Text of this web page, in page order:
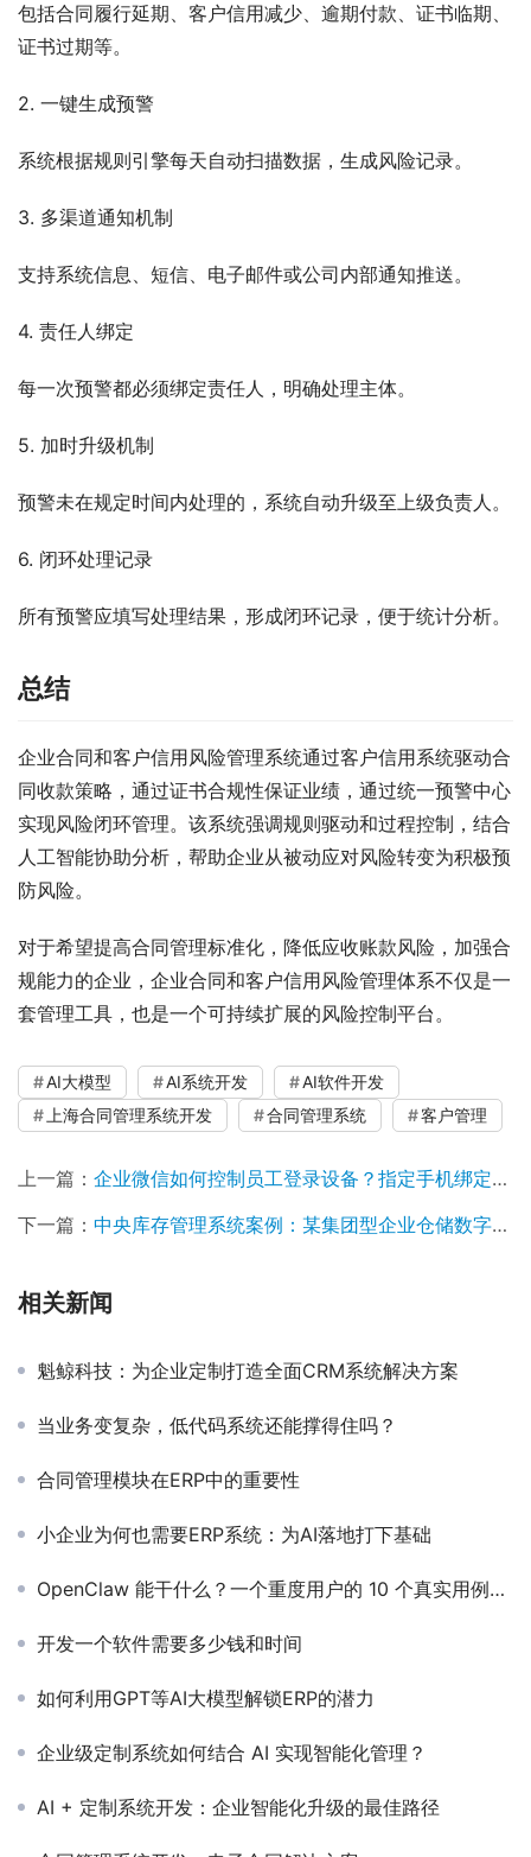
包括合同履行延期、客户信用减少、逾期付款、证书临期、
证书过期等。
2. 一键生成预警
系统根据规则引擎每天自动扫描数据，生成风险记录。
3. 多渠道通知机制
支持系统信息、短信、电子邮件或公司内部通知推送。
4. 责任人绑定
每一次预警都必须绑定责任人，明确处理主体。
5. 加时升级机制
预警未在规定时间内处理的，系统自动升级至上级负责人。
6. 闭环处理记录
所有预警应填写处理结果，形成闭环记录，便于统计分析。
总结
企业合同和客户信用风险管理系统通过客户信用系统驱动合
同收款策略，通过证书合规性保证业绩，通过统一预警中心
实现风险闭环管理。该系统强调规则驱动和过程控制，结合
人工智能协助分析，帮助企业从被动应对风险转变为积极预
防风险。
对于希望提高合同管理标准化，降低应收账款风险，加强合
规能力的企业，企业合同和客户信用风险管理体系不仅是一
套管理工具，也是一个可持续扩展的风险控制平台。
AI大模型 AI系统开发
AI软件开发
上海合同管理系统开发
合同管理系统 客户管理
上一篇： 企业微信如何控制员工登录设备？指定手机绑定方案
下一篇： 中央库存管理系统案例：某集团型企业仓储数字化升级实践
相关新闻
魁鲸科技：为企业定制打造全面CRM系统解决方案
当业务变复杂，低代码系统还能撑得住吗？
合同管理模块在ERP中的重要性
小企业为何也需要ERP系统：为AI落地打下基础
OpenClaw 能干什么？一个重度用户的 10 个真实用例拆解
开发一个软件需要多少钱和时间
如何利用GPT等AI大模型解锁ERP的潜力
企业级定制系统如何结合 AI 实现智能化管理？
AI + 定制系统开发：企业智能化升级的最佳路径